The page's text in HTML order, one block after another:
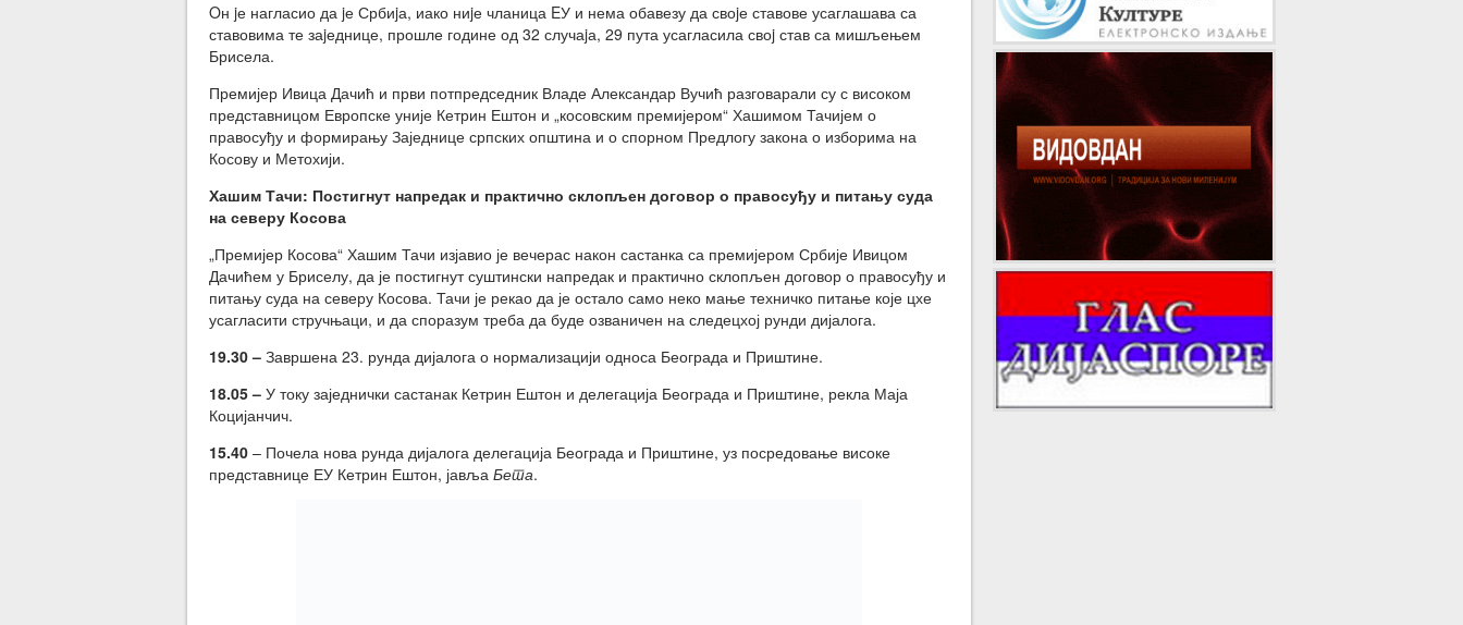
Oн jе нагласио да jе Србиjа, иако ниjе чланица EУ и нема обавезу да своjе ставове усаглашава са
ставовима те заjеднице, прошле године од 32 случаjа, 29 пута усагласила своj став са мишљењем
Брисела.
Премијер Ивица Дачић и први потпредседник Владе Александар Вучић разговарали су с високом
представницом Европске уније Кетрин Ештон и „косовским премијером“ Хашимом Тачијем о
правосуђу и формирању Заједнице српских општина и о спорном Предлогу закона о изборима на
Косову и Метохији.
Хашим Тачи: Постигнут напредак и практично склопљен договор о правосуђу и питању суда
на северу Косова
„Премијер Косова“ Хашим Тачи изјавио је вечерас након састанка са премијером Србије Ивицом
Дачићем у Бриселу, да је постигнут суштински напредак и практично склопљен договор о правосуђу и
питању суда на северу Косова. Тачи је рекао да је остало само неко мање техничко питање које цхе
усагласити стручњаци, и да споразум треба да буде озваничен на следецхој рунди дијалога.
19.30 – Завршена 23. рунда дијалога о нормализацији односа Београда и Приштине.
18.05 – У току заједнички састанак Кетрин Ештон и делегација Београда и Приштине, рекла Маја
Коцијанчич.
15.40 – Почела нова рунда дијалога делегација Београда и Приштине, уз посредовање високе
представнице ЕУ Кетрин Ештон, јавља Бета.